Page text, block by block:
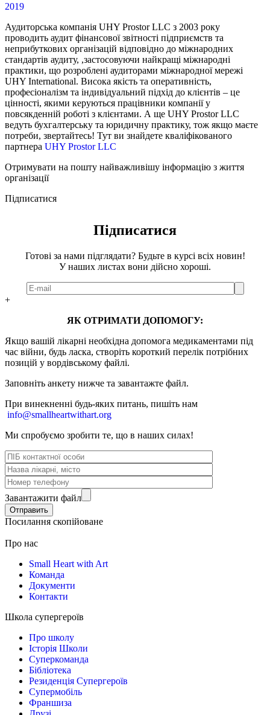
2019
Аудиторська компанія UHY Prostor LLC з 2003 року
проводить аудит фінансової звітності підприємств та
неприбуткових організацій відповідно до міжнародних
стандартів аудиту, ,застосовуючи найкращі міжнародні
практики, що розроблені аудиторами міжнародної мережі
UHY International. Висока якість та оперативність,
професіоналізм та індивідуальний підхід до клієнтів – це
цінності, якими керуються працівники компанії у
повсякденній роботі з клієнтами. А ще UHY Prostor LLC
ведуть бухгалтерську та юридичну практику, тож якщо маєте
потреби, звертайтесь! Тут ви знайдете кваліфікованого
партнера UHY Prostor LLC
Отримувати на пошту найважливішу інформацію з життя
організації
Підписатися
Підписатися
Готові за нами підглядати? Будьте в курсі всіх новин!
У наших листах вони дійсно хороші.
+
ЯК ОТРИМАТИ ДОПОМОГУ:
Якщо вашій лікарні необхідна допомога медикаментами під
час війни, будь ласка, створіть короткий перелік потрібних
позицій у вордівському файлі.
Заповніть анкету нижче та завантажте файл.
При винекненні будь-яких питань, пишіть нам
info@smallheartwithart.org
Ми спробуємо зробити те, що в наших силах!
Завантажити файл
Посилання скопійоване
Про нас
Small Heart with Art
Команда
Документи
Контакти
Школа супергероїв
Про школу
Історія Школи
Суперкоманда
Бібліотека
Резиденція Супергероїв
Супермобіль
Франшиза